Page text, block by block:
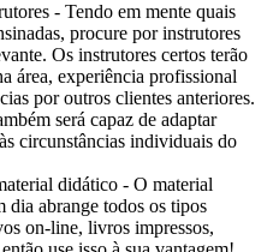
- Tendo em mente quais
procure por instrutores
Os instrutores certos terão
área, experiência profissional
por outros clientes anteriores.
será capaz de adaptar
circunstâncias individuais do
didático - O material
abrange todos os tipos
on-line, livros impressos,